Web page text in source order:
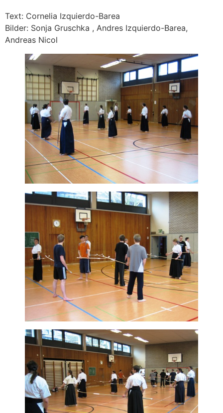
Text: Cornelia Izquierdo-Barea
Bilder: Sonja Gruschka , Andres Izquierdo-Barea,
Andreas Nicol